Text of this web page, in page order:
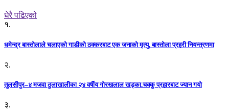
धेरै पढिएको
१.
धमेन्द्र बास्तोलाले चलाएको गाडीको ठक्करबाट एक जनाको मृत्यु, बास्तोला प्रहरी नियन्त्रणमा
२.
तुलसीपुर–४ मजवा ठुलाखालीका २४ वर्षीय गोरखलाल खड्का.चक्कु प्रहारबाट ज्यान गयो
३.